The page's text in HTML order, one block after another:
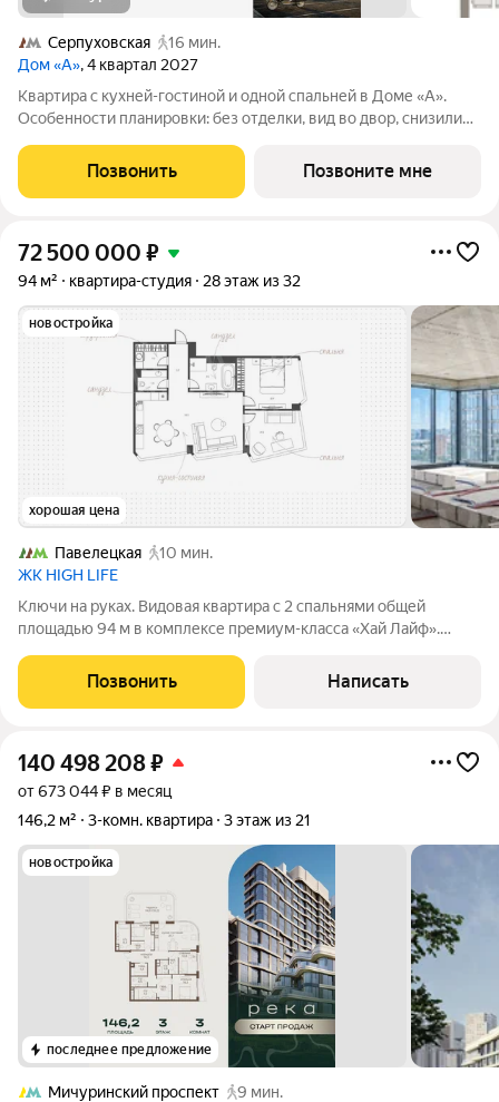
Серпуховская
16 мин.
Дом «А», 4 квартал 2027
Квартира с кухней-гостиной и одной спальней в Доме «А».
Особенности планировки: без отделки, вид во двор, снизили
застройщика Брусника располагается на границе с ЦАО, рядом
с метро Павелецкая. В
Позвонить Позвоните мне
72 500 000 ₽
94 м² квартира-студия 28 этаж из 32
новостройка
хорошая цена
Павелецкая
10 мин.
ЖК HIGH LIFE
Ключи на руках. Видовая квартира с 2 спальнями общей
площадью 94 м в комплексе премиум-класса «Хай Лайф».
Свободная планировка позволяет организовать пространство
по собственному усмотрению.
Позвонить Написать
140 498 208₽
от 673 044 ₽ в месяц
146,2 м²
3-комн. квартира 3 этаж из 21
новостройка
последнее предложение
Мичуринский проспект
9 мин.